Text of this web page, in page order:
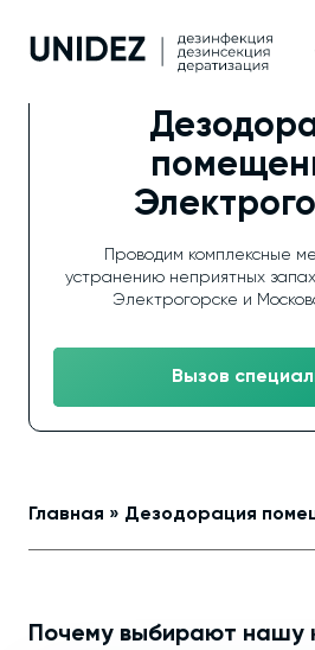
Проводим комплексные
устранению неприятных
Электрогорске и
Вызов
Главная » Дезодорация
Почему выбирают нашу